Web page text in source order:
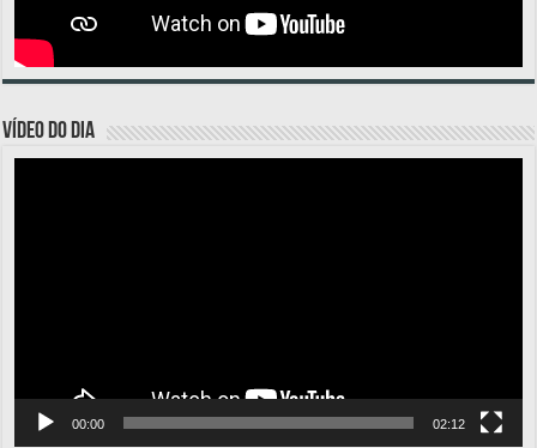
VÍDEO DO DIA
00:00 02:12